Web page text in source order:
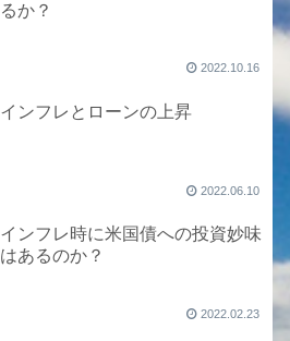
るか？
2022.10.16
インフレとローンの上昇
2022.06.10
インフレ時に米国債への投資妙味
はあるのか？
2022.02.23